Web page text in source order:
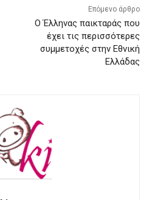
Επόμενο άρθρο
Ο Έλληνας παικταράς που
έχει τις περισσότερες
συμμετοχές στην Εθνική
Ελλάδας